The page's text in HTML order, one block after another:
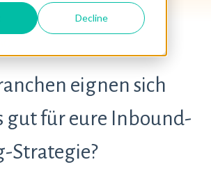
Decline
eignen sich
gut für eure Inbound-
Strategie?